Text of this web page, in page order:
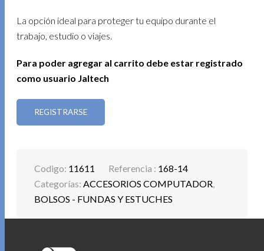
La opción ideal para proteger tu equipo durante el
trabajo, estudio o viajes.
Para poder agregar al carrito debe estar registrado
como usuario Jaltech
REGISTRARSE
Codigo: 11611 Referencia : 168-14
Categorías:ACCESORIOS COMPUTADOR,
BOLSOS - FUNDAS Y ESTUCHES